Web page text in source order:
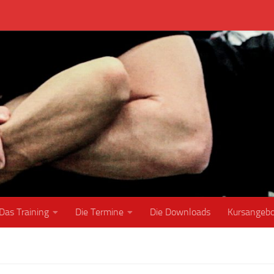
Das Training Die Termine Die Downloads